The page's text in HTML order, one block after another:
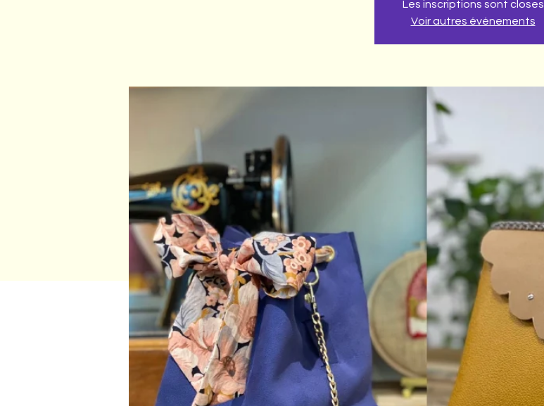
Les inscriptions sont closes
Voir autres événements